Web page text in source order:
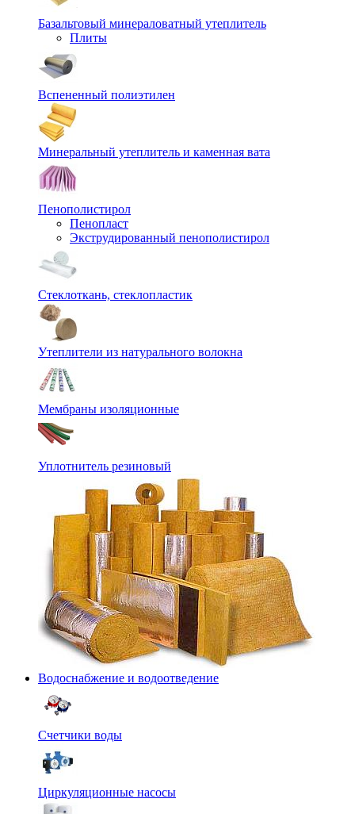
Базальтовый минераловатный утеплитель
Плиты
Вспененный полиэтилен
Минеральный утеплитель и каменная вата
Пенополистирол
Пенопласт
Экструдированный пенополистирол
Стеклоткань, стеклопластик
Утеплители из натурального волокна
Мембраны изоляционные
Уплотнитель резиновый
Водоснабжение и водоотведение
Счетчики воды
Циркуляционные насосы